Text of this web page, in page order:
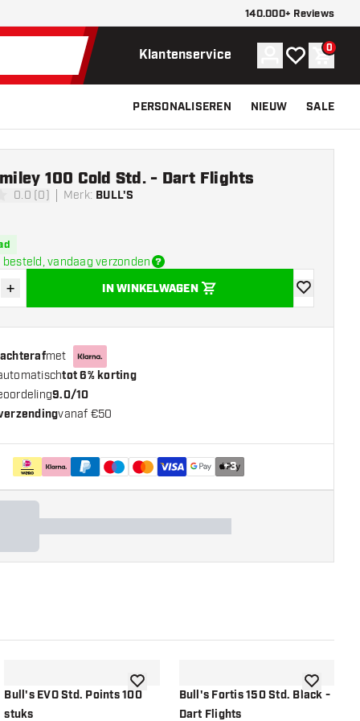
140.000+ Reviews
Klantenservice Account
Mijn 0
PERSONALISEREN NIEUW SALE
0.0 (0) Merk: BULL'S
100 Cold Std. - Dart Flights
vandaag verzonden
hoeveelheid
Verhoog hoeveelheid
+ IN WINKELWAGEN
toevoegen
met
tot 6% korting
9.0/10
vanaf €50
+3
aan verlanglijst
Bull's EVO Std. Points 100
stuks
toevoegen aan verlanglijst
Bull's Fortis 150 Std. Black -
Dart Flights